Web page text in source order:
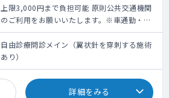
上限3,000円まで負担可能 原則公共交通機関
のご利用をお願いいたします。※車通勤・タ
クシー利用要相談
自由診療問診メイン（翼状針を穿刺する施術
あり）
詳細をみる